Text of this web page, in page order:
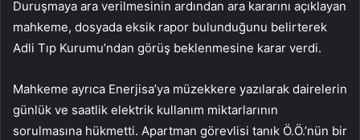
Duruşmaya ara verilmesinin ardından ara kararını açıklayan
mahkeme, dosyada eksik rapor bulunduğunu belirterek
Adli Tıp Kurumu’ndan görüş beklenmesine karar verdi.
Mahkeme ayrıca Enerjisa’ya müzekkere yazılarak dairelerin
günlük ve saatlik elektrik kullanım miktarlarının
sorulmasına hükmetti. Apartman görevlisi tanık Ö.Ö.’nün bir